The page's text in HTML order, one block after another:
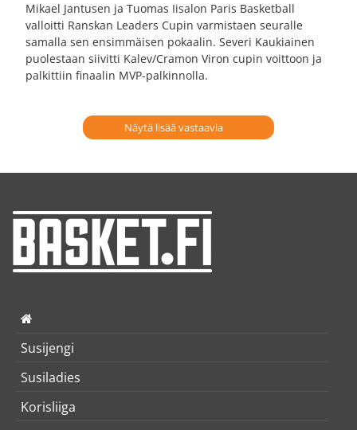
Mikael Jantusen ja Tuomas Iisalon Paris Basketball
valloitti Ranskan Leaders Cupin varmistaen seuralle
samalla sen ensimmäisen pokaalin. Severi Kaukiainen
puolestaan siivitti Kalev/Cramon Viron cupin voittoon ja
palkittiin finaalin MVP-palkinnolla.
Näytä lisää vastaavia
Susijengi
Susiladies
Korisliiga